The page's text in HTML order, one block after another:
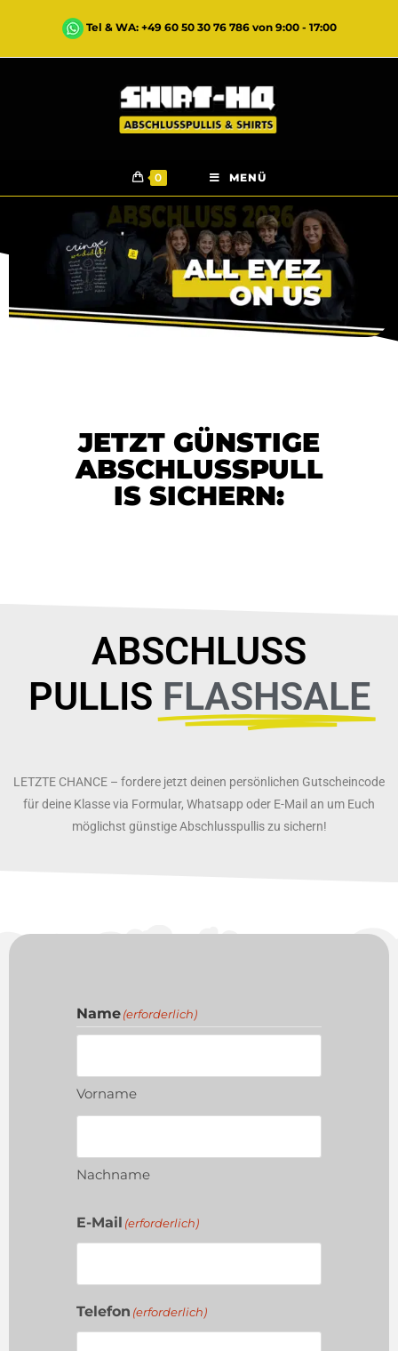
Tel & WA: +49 60 50 30 76 786 von 9:00 - 17:00
0 MENÜ
JETZT GÜNSTIGE
ABSCHLUSSPULL
IS SICHERN:
ABSCHLUSS
PULLIS FLASHSALE
LETZTE CHANCE – fordere jetzt deinen persönlichen Gutscheincode
für deine Klasse via Formular, Whatsapp oder E-Mail an um Euch
möglichst günstige Abschlusspullis zu sichern!
Name(erforderlich)
Vorname
Nachname
E-Mail (erforderlich)
Telefon (erforderlich)